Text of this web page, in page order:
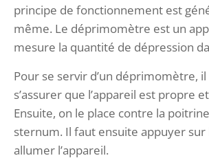
principe de fonctionnement est
même. Le déprimomètre est un
mesure la quantité de dépression
Pour se servir d’un déprimomètre, il
s’assurer que l’appareil est propre
Ensuite, on le place contre la
sternum. Il faut ensuite appuyer
allumer l’appareil.